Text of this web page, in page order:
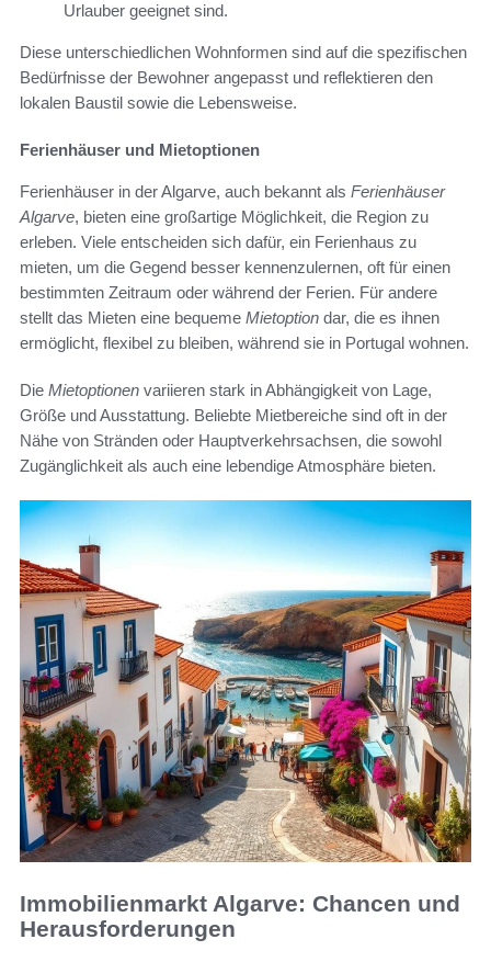
Urlauber geeignet sind.
Diese unterschiedlichen Wohnformen sind auf die spezifischen
Bedürfnisse der Bewohner angepasst und reflektieren den
lokalen Baustil sowie die Lebensweise.
Ferienhäuser und Mietoptionen
Ferienhäuser in der Algarve, auch bekannt als Ferienhäuser
Algarve, bieten eine großartige Möglichkeit, die Region zu
erleben. Viele entscheiden sich dafür, ein Ferienhaus zu
mieten, um die Gegend besser kennenzulernen, oft für einen
bestimmten Zeitraum oder während der Ferien. Für andere
stellt das Mieten eine bequeme Mietoption dar, die es ihnen
ermöglicht, flexibel zu bleiben, während sie in Portugal wohnen.
Die Mietoptionen variieren stark in Abhängigkeit von Lage,
Größe und Ausstattung. Beliebte Mietbereiche sind oft in der
Nähe von Stränden oder Hauptverkehrsachsen, die sowohl
Zugänglichkeit als auch eine lebendige Atmosphäre bieten.
Immobilienmarkt Algarve: Chancen und
Herausforderungen